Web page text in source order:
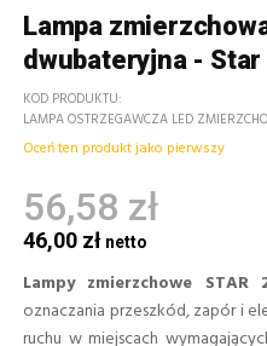
Lampa
dwubateryjna - Star
KOD PRODUKTU
LAMPA OSTRZEGAWCZA LED
Oceń ten produkt jako pierwszy
56,58 zł
46,00 zł
Lampy zmierzchowe STAR
oznaczania przeszkód, zapór i
ruchu w miejscach